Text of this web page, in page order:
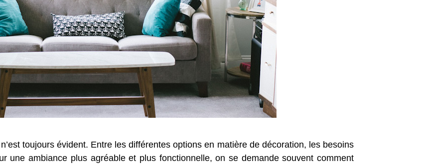
toujours évident. Entre les différentes options en matière de décoration, les besoins
une ambiance plus agréable et plus fonctionnelle, on se demande souvent comment